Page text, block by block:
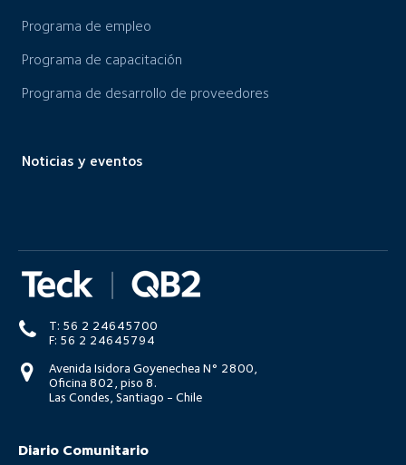
Programa de empleo
Programa de capacitación
Programa de desarrollo de proveedores
Noticias y eventos
T: 56 2 24645700
F: 56 2 24645794
Avenida Isidora Goyenechea N° 2800,
Oficina 802, piso 8.
Las Condes, Santiago - Chile
Diario Comunitario